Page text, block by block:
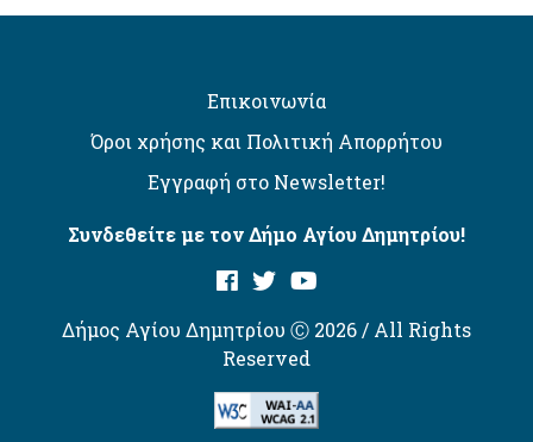
Επικοινωνία
Όροι χρήσης και Πολιτική Απορρήτου
Εγγραφή στο Newsletter!
Συνδεθείτε με τον Δήμο Αγίου Δημητρίου!
Δήμος Αγίου Δημητρίου Ⓒ 2026 / All Rights
Reserved